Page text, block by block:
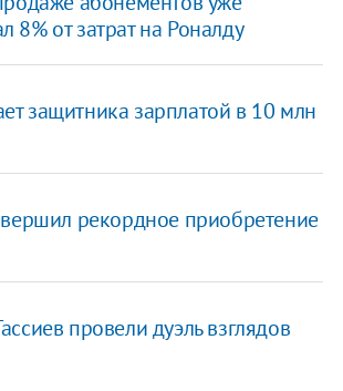
8% от затрат на Роналду
защитника зарплатой в 10 млн
рекордное приобретение
провели дуэль взглядов